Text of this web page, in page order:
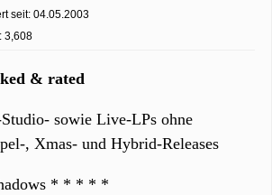
seit: 04.05.2003
3,608
& rated
sowie Live-LPs ohne
, Xmas- und Hybrid-Releases
* * * * *